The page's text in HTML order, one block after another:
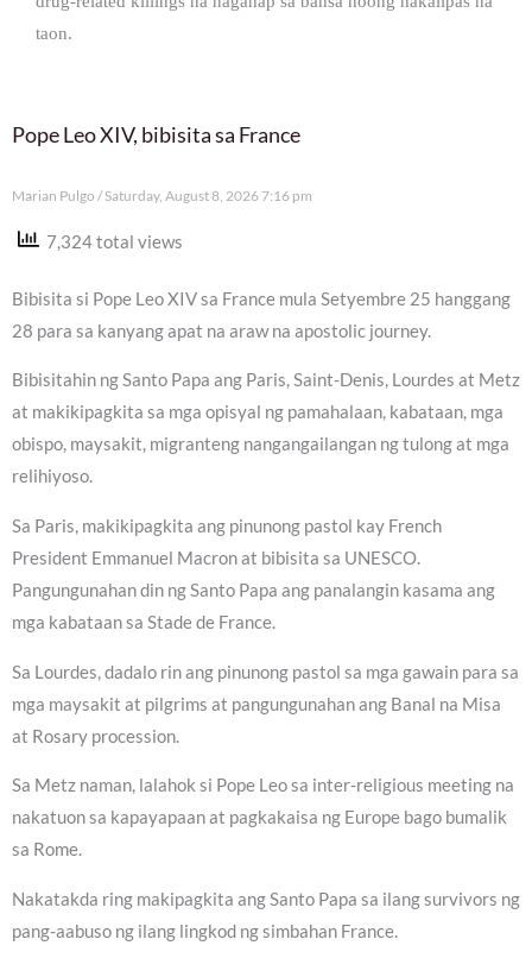
taon.
Pope Leo XIV, bibisita sa France
Marian Pulgo Saturday, August 8, 2026 7:16 pm
7,324 total views
Bibisita si Pope Leo XIV sa France mula Setyembre 25 hanggang
28 para sa kanyang apat na araw na apostolic journey.
Bibisitahin ng Santo Papa ang Paris, Saint-Denis, Lourdes at Metz
at makikipagkita sa mga opisyal ng pamahalaan, kabataan, mga
obispo, maysakit, migranteng nangangailangan ng tulong at mga
relihiyoso.
Sa Paris, makikipagkita ang pinunong pastol kay French
President Emmanuel Macron at bibisita sa UNESCO.
Pangungunahan din ng Santo Papa ang panalangin kasama ang
mga kabataan sa Stade de France.
Sa Lourdes, dadalo rin ang pinunong pastol sa mga gawain para sa
mga maysakit at pilgrims at pangungunahan ang Banal na Misa
at Rosary procession.
Sa Metz naman, lalahok si Pope Leo sa inter-religious meeting na
nakatuon sa kapayapaan at pagkakaisa ng Europe bago bumalik
sa Rome.
Nakatakda ring makipagkita ang Santo Papa sa ilang survivors ng
pang-aabuso ng ilang lingkod ng simbahan France.